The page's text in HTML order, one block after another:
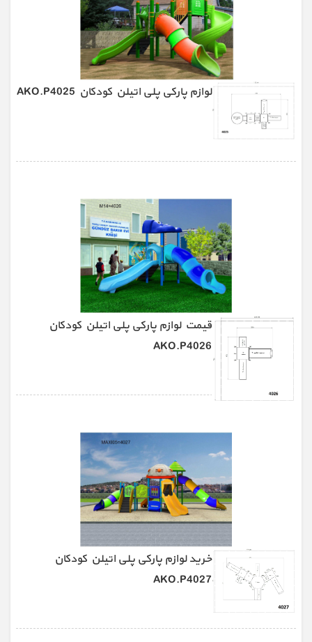
لوازم پارکی پلی اتیلن کودکان AKO.P4025
قیمت لوازم پارکی پلی اتیلن کودکان
AKO.P4026
خرید لوازم پارکی پلی اتیلن کودکان
AKO.P4027